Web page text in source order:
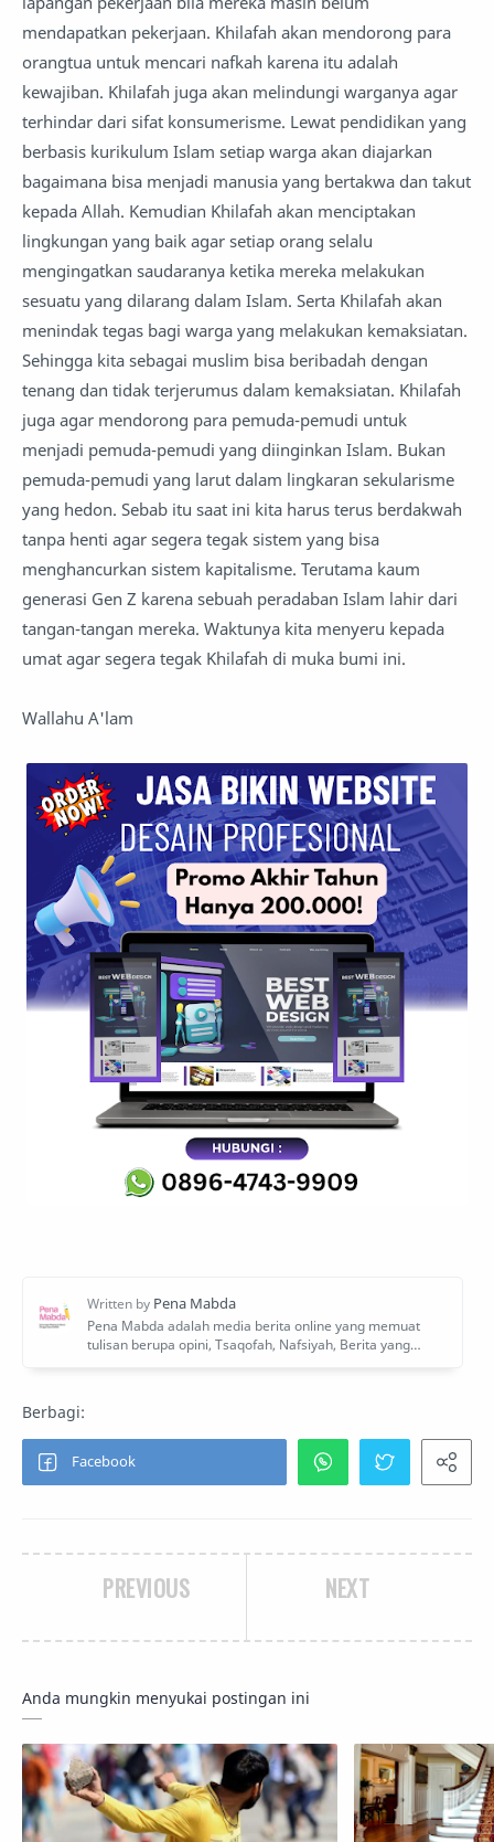
mendapatkan pekerjaan. Khilafah akan mendorong para
orangtua untuk mencari nafkah karena itu adalah
kewajiban. Khilafah juga akan melindungi warganya agar
terhindar dari sifat konsumerisme. Lewat pendidikan yang
berbasis kurikulum Islam setiap warga akan diajarkan
bagaimana bisa menjadi manusia yang bertakwa dan takut
kepada Allah. Kemudian Khilafah akan menciptakan
lingkungan yang baik agar setiap orang selalu
mengingatkan saudaranya ketika mereka melakukan
sesuatu yang dilarang dalam Islam. Serta Khilafah akan
menindak tegas bagi warga yang melakukan kemaksiatan.
Sehingga kita sebagai muslim bisa beribadah dengan
tenang dan tidak terjerumus dalam kemaksiatan. Khilafah
juga agar mendorong para pemuda-pemudi untuk
menjadi pemuda-pemudi yang diinginkan Islam. Bukan
pemuda-pemudi yang larut dalam lingkaran sekularisme
yang hedon. Sebab itu saat ini kita harus terus berdakwah
tanpa henti agar segera tegak sistem yang bisa
menghancurkan sistem kapitalisme. Terutama kaum
generasi Gen Z karena sebuah peradaban Islam lahir dari
tangan-tangan mereka. Waktunya kita menyeru kepada
umat agar segera tegak Khilafah di muka bumi ini.
Wallahu A'lam
NEXT
PREVIOUS
Anda mungkin menyukai postingan ini